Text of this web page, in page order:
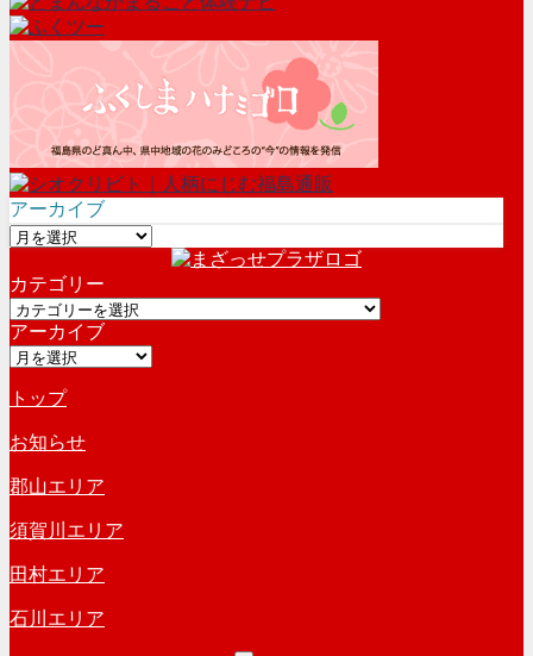
アーカイブ
ア
カ
イ
ブ
カテゴリー
カ
テ
ゴ
リ
ー
アーカイブ
ア
カ
イ
ブ
トップ
お知らせ
郡山エリア
須賀川エリア
田村エリア
石川エリア